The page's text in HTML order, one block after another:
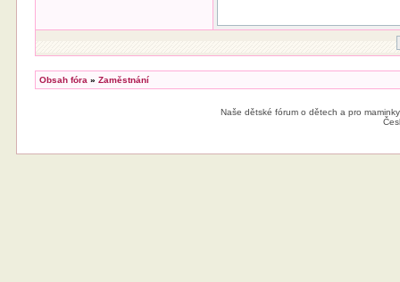
Obsah fóra »Zaměstnání
Naše dětské fórum o dětech a pro